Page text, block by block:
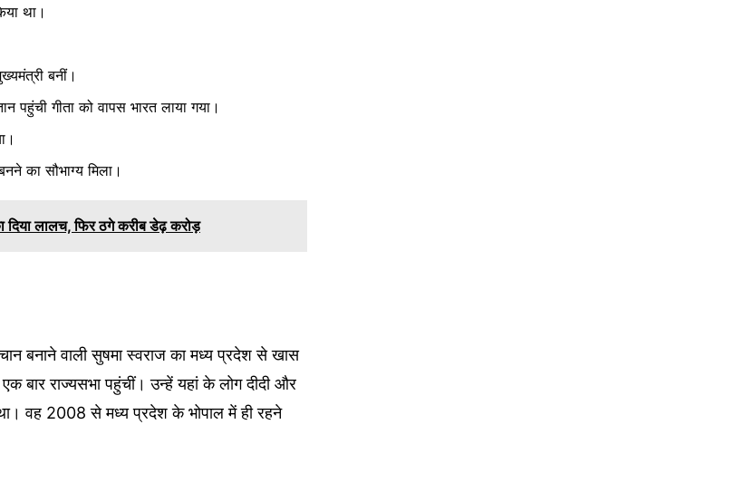
था।
बनीं।
गीता को वापस भारत लाया गया।
का सौभाग्य मिला।
दिया लालच, फिर ठगे करीब डेढ़ करोड़
बनाने वाली सुषमा स्वराज का मध्य प्रदेश से खास
बार राज्यसभा पहुंचीं। उन्हें यहां के लोग दीदी और
वह 2008 से मध्य प्रदेश के भोपाल में ही रहने